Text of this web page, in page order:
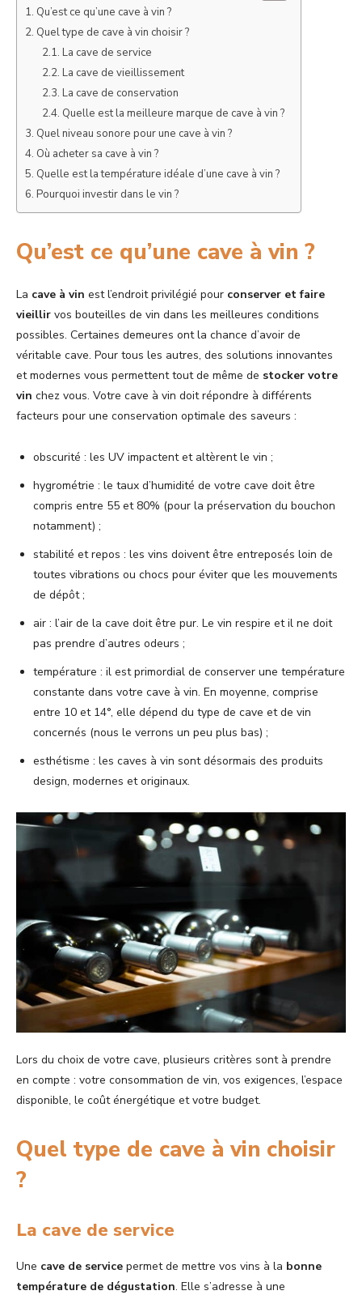
Qu’est ce qu’une cave à vin ?
Quel type de cave à vin choisir ?
La cave de service
La cave de vieillissement
La cave de conservation
Quelle est la meilleure marque de cave à vin ?
Quel niveau sonore pour une cave à vin ?
Où acheter sa cave à vin ?
Quelle est la température idéale d’une cave à vin ?
Pourquoi investir dans le vin ?
Qu’est ce qu’une cave à vin ?
La cave à vin est l’endroit privilégié pour conserver et faire
vieillir vos bouteilles de vin dans les meilleures conditions
possibles. Certaines demeures ont la chance d’avoir de
véritable cave. Pour tous les autres, des solutions innovantes
et modernes vous permettent tout de même de stocker votre
vin chez vous. Votre cave à vin doit répondre à différents
facteurs pour une conservation optimale des saveurs :
obscurité : les UV impactent et altèrent le vin ;
hygrométrie : le taux d’humidité de votre cave doit être
compris entre 55 et 80% (pour la préservation du bouchon
notamment) ;
stabilité et repos : les vins doivent être entreposés loin de
toutes vibrations ou chocs pour éviter que les mouvements
de dépôt ;
air : l’air de la cave doit être pur. Le vin respire et il ne doit
pas prendre d’autres odeurs ;
température : il est primordial de conserver une température
constante dans votre cave à vin. En moyenne, comprise
entre 10 et 14°, elle dépend du type de cave et de vin
concernés (nous le verrons un peu plus bas) ;
esthétisme : les caves à vin sont désormais des produits
design, modernes et originaux.
Lors du choix de votre cave, plusieurs critères sont à prendre
en compte : votre consommation de vin, vos exigences, l’espace
disponible, le coût énergétique et votre budget.
Quel type de cave à vin choisir
?
La cave de service
Une cave de service permet de mettre vos vins à la bonne
température de dégustation. Elle s’adresse à une